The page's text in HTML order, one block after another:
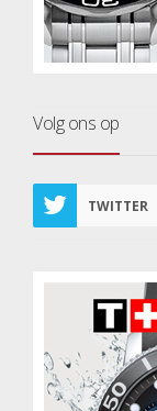
Volg ons op
TWITTER